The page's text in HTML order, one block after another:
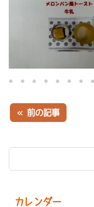
カレンダー
« 前の記事